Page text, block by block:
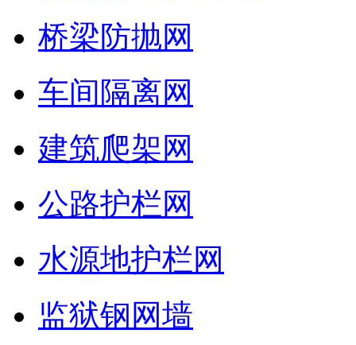
桥梁防抛网
车间隔离网
建筑爬架网
公路护栏网
水源地护栏网
监狱钢网墙